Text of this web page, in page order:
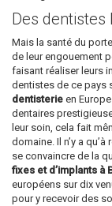
Des
Mais la santé du
de leur engouement
faisant réaliser leurs
dentistes de ce pays
dentisterie en
dentaires
leur soin, cela fait
domaine. Il n’y a
se convaincre de la
fixes et d’implants à
européens sur dix
pour y recevoir des